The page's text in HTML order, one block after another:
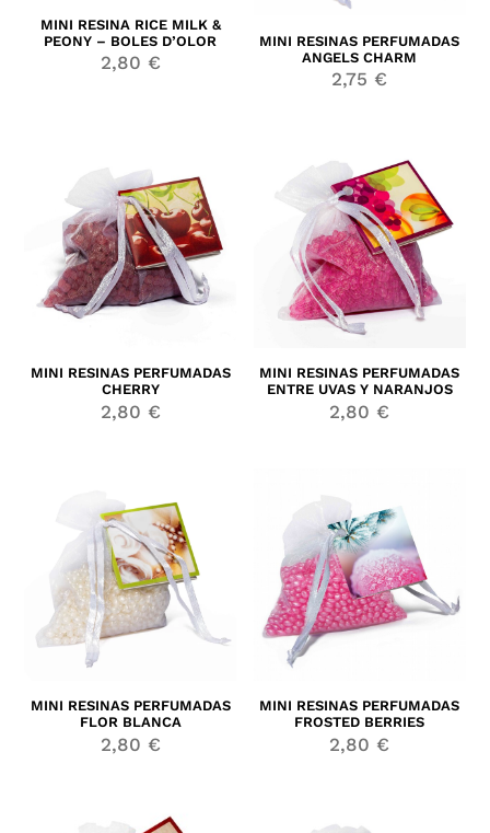
MINI RESINA RICE MILK &
PEONY – BOLES D’OLOR
2,80 €
MINI RESINAS PERFUMADAS
ANGELS CHARM
2,75 €
MINI RESINAS PERFUMADAS
CHERRY
2,80 €
MINI RESINAS PERFUMADAS
ENTRE UVAS Y NARANJOS
2,80 €
MINI RESINAS PERFUMADAS
FLOR BLANCA
2,80 €
MINI RESINAS PERFUMADAS
FROSTED BERRIES
2,80 €